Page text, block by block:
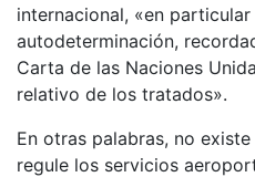
internacional, «en
autodeterminación,
Carta de las Naciones
relativo de los tratados».
En otras palabras, no
regule los servicios